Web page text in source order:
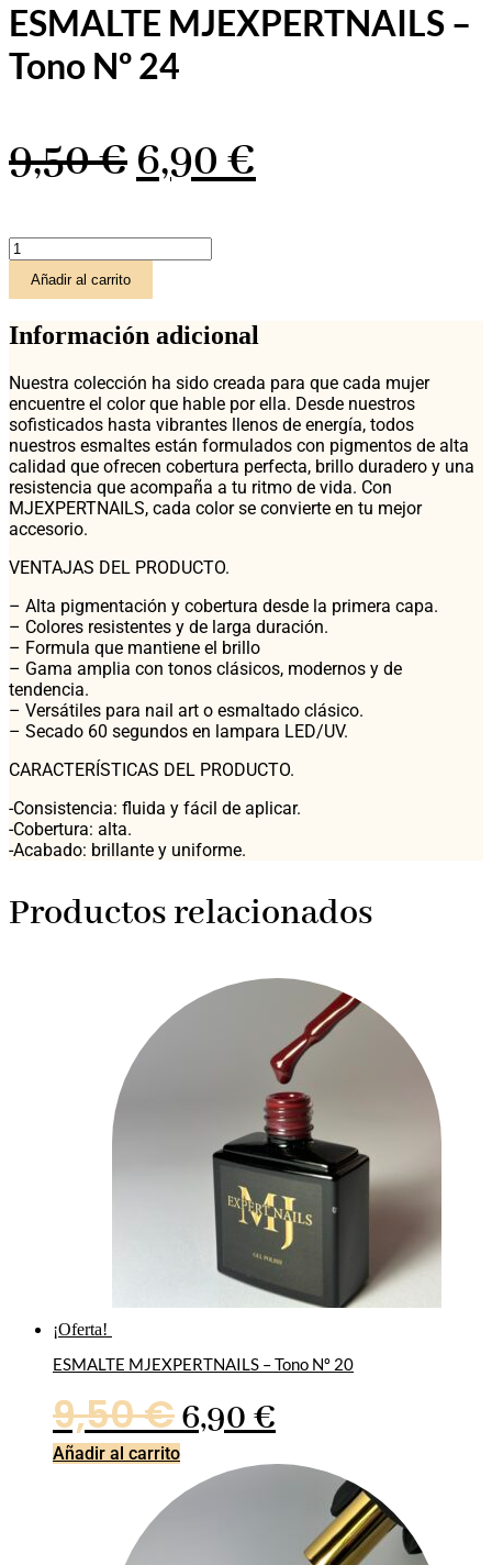
ESMALTE MJEXPERTNAILS –
Tono Nº 24
9,50€El
original
era:
9,50 €.
6,90€
es:
6,90 €.
ESMALTE
MJEXPERTNAILS
Tono
Nº
24
Añadir al carrito
Información adicional
Nuestra colección ha sido creada para que cada mujer
encuentre el color que hable por ella. Desde nuestros
sofisticados hasta vibrantes llenos de energía, todos
nuestros esmaltes están formulados con pigmentos de alta
calidad que ofrecen cobertura perfecta, brillo duradero y una
resistencia que acompaña a tu ritmo de vida. Con
MJEXPERTNAILS, cada color se convierte en tu mejor
accesorio.
VENTAJAS DEL PRODUCTO.
– Alta pigmentación y cobertura desde la primera capa.
– Colores resistentes y de larga duración.
– Formula que mantiene el brillo
– Gama amplia con tonos clásicos, modernos y de
tendencia.
– Versátiles para nail art o esmaltado clásico.
– Secado 60 segundos en lampara LED/UV.
CARACTERÍSTICAS DEL PRODUCTO.
-Consistencia: fluida y fácil de aplicar.
-Cobertura: alta.
-Acabado: brillante y uniforme.
Productos relacionados
¡Oferta!
ESMALTE MJEXPERTNAILS – Tono Nº 20
9,50€El
precio
original
6,90€
precio
actual
es:
Añadir al carrito